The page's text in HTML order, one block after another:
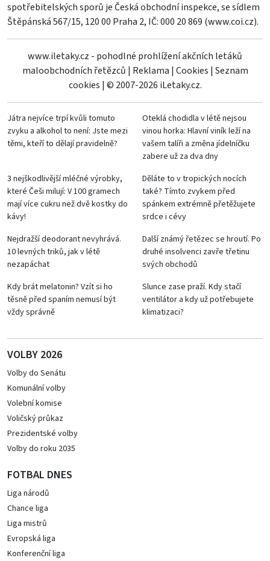
spotřebitelských sporů je Česká obchodní inspekce, se sídlem
Štěpánská 567/15, 120 00 Praha 2, IČ: 000 20 869 (www.coi.cz).
www.iletaky.cz - pohodlné prohlížení akčních letáků
maloobchodních řetězců | Reklama | Cookies | Seznam
cookies | © 2007-2026 iLetaky.cz.
Játra nejvíce trpí kvůli tomuto
zvyku a alkohol to není: Jste mezi
těmi, kteří to dělají pravidelně?
Oteklá chodidla v létě nejsou
vinou horka: Hlavní viník leží na
vašem talíři a změna jídelníčku
zabere už za dva dny
3 nejškodlivější mléčné výrobky,
které Češi milují: V 100 gramech
mají více cukru než dvě kostky do
kávy!
Děláte to v tropických nocích
také? Tímto zvykem před
spánkem extrémně přetěžujete
srdce i cévy
Nejdražší deodorant nevyhrává.
10 levných triků, jak v létě
nezapáchat
Další známý řetězec se hroutí. Po
druhé insolvenci zavře třetinu
svých obchodů
Kdy brát melatonin? Vzít si ho
těsně před spaním nemusí být
vždy správně
Slunce zase praží. Kdy stačí
ventilátor a kdy už potřebujete
klimatizaci?
VOLBY 2026
Volby do Senátu
Komunální volby
Volební komise
Voličský průkaz
Prezidentské volby
Volby do roku 2035
FOTBAL DNES
Liga národů
Chance liga
Liga mistrů
Evropská liga
Konferenční liga